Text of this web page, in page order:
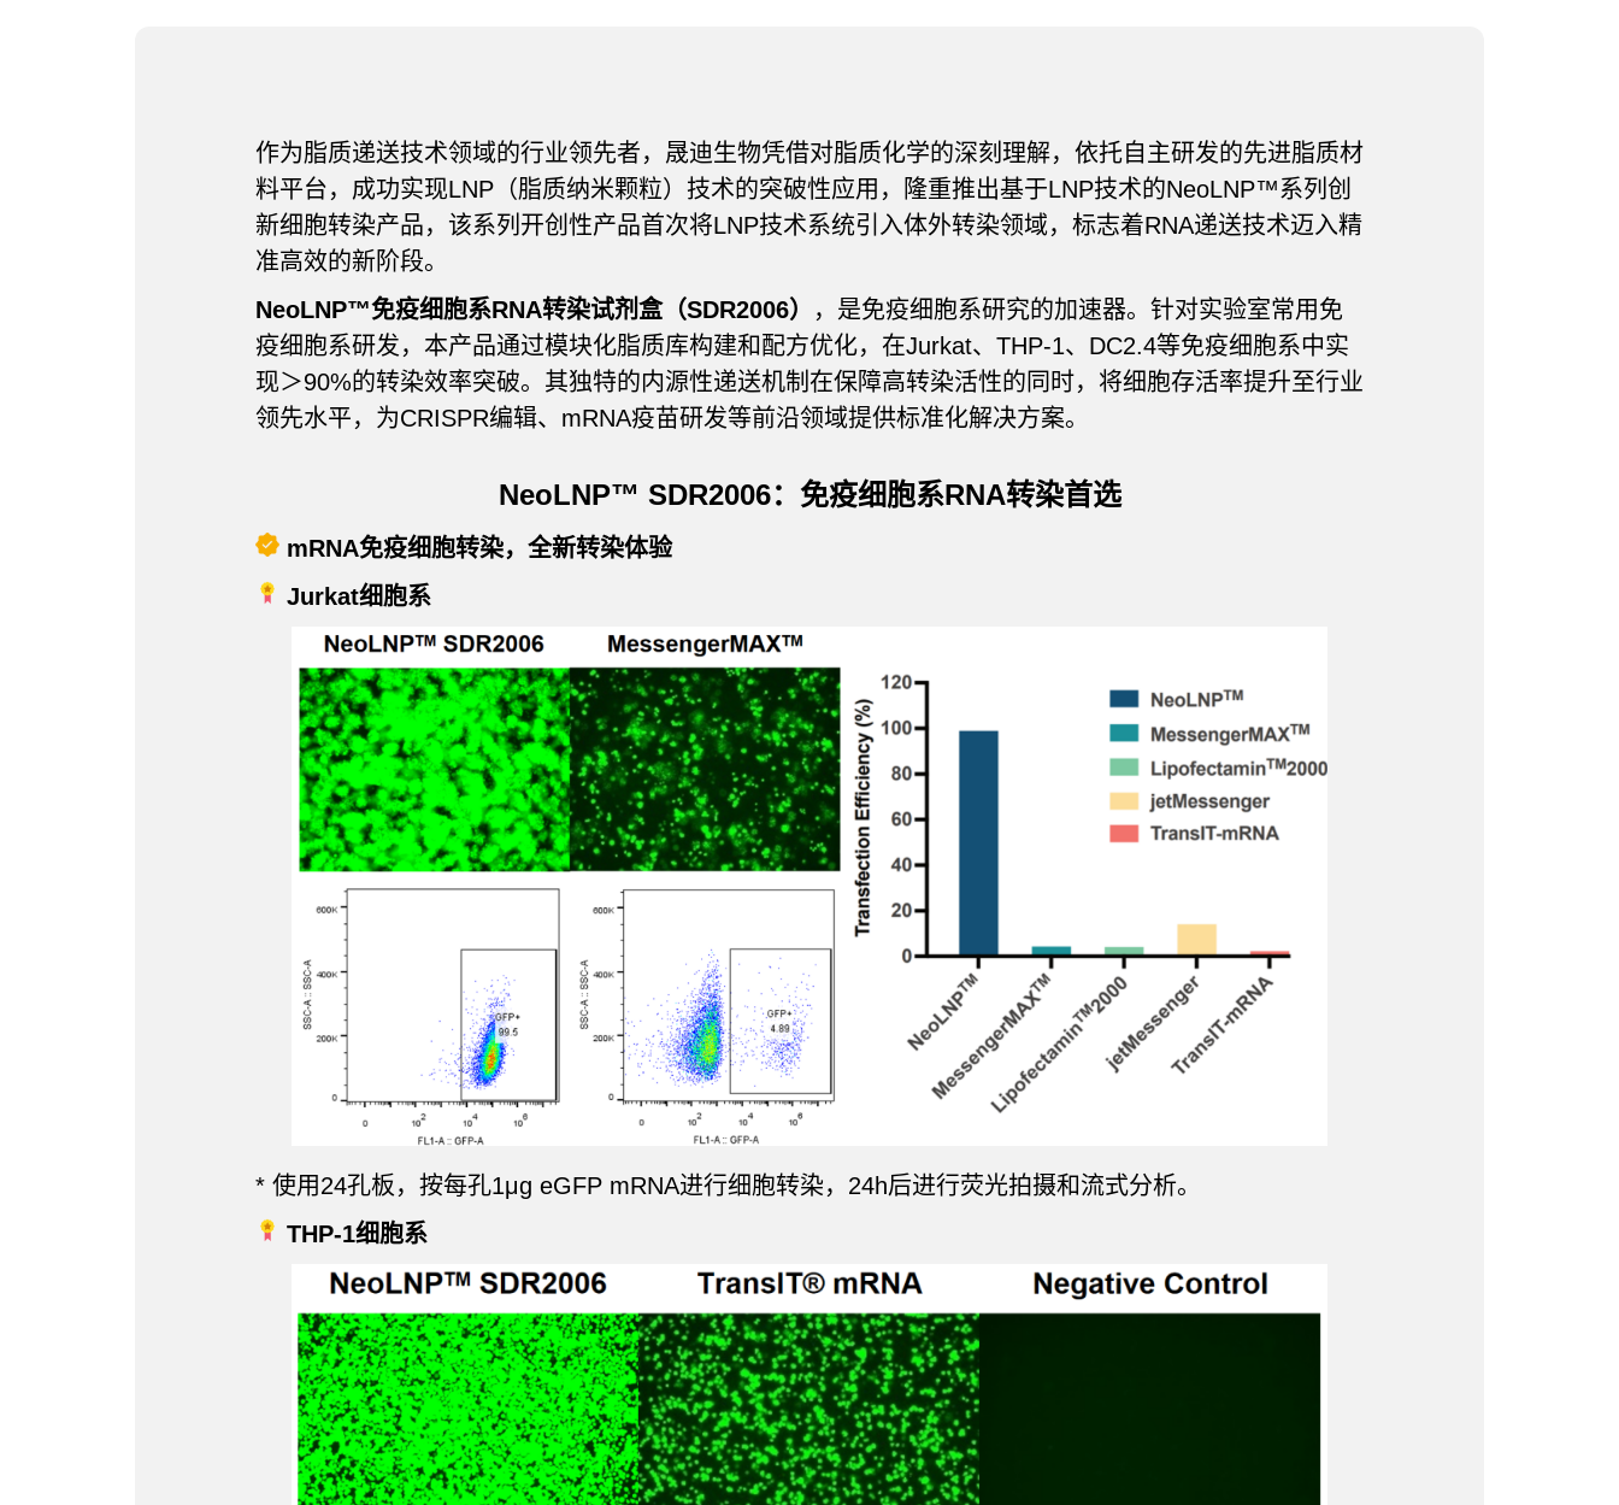
作为脂质递送技术领域的行业领先者，晟迪生物凭借对脂质化学的深刻理解，依托自主研发的先进脂质材
料平台，成功实现LNP（脂质纳米颗粒）技术的突破性应用，隆重推出基于LNP技术的NeoLNP™系列创
新细胞转染产品，该系列开创性产品首次将LNP技术系统引入体外转染领域，标志着RNA递送技术迈入精
准高效的新阶段。
NeoLNP™免疫细胞系RNA转染试剂盒（SDR2006）
，是免疫细胞系研究的加速器。针对实验室常用免
疫细胞系研发，本产品通过模块化脂质库构建和配方优化，在Jurkat、THP-1、DC2.4等免疫细胞系中实
现＞90%的转染效率突破。其独特的内源性递送机制在保障高转染活性的同时，将细胞存活率提升至行业
领先水平，为CRISPR编辑、mRNA疫苗研发等前沿领域提供标准化解决方案。
NeoLNP™ SDR2006：免疫细胞系RNA转染首选
mRNA免疫细胞转染，全新转染体验
Jurkat细胞系
* 使用24孔板，按每孔1μg eGFP mRNA进行细胞转染，24h后进行荧光拍摄和流式分析。
THP-1细胞系